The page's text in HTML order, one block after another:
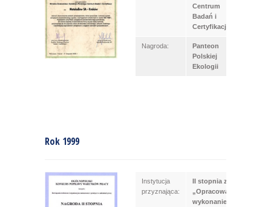
Centrum
Badań i
Certyfikacji
Nagroda:
Panteon
Polskiej
Ekologii
Rok 1999
Instytucja
przyznająca:
II stopnia za
„Opracowanie i
wykonanie